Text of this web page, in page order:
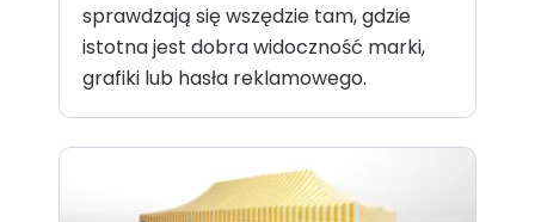
sprawdzają się wszędzie tam, gdzie
istotna jest dobra widoczność marki,
grafiki lub hasła reklamowego.